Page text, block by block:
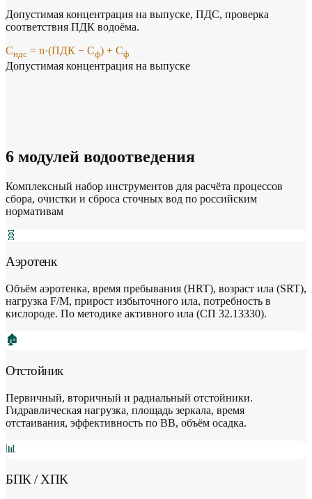
Допустимая концентрация на выпуске, ПДС, проверка
соответствия ПДК водоёма.
Сндс = n·(ПДК − Сф) + Сф
Допустимая концентрация на выпуске
6 модулей водоотведения
Комплексный набор инструментов для расчёта процессов
сбора, очистки и сброса сточных вод по российским
нормативам
🧬
Аэротенк
Объём аэротенка, время пребывания (HRT), возраст ила (SRT),
нагрузка F/M, прирост избыточного ила, потребность в
кислороде. По методике активного ила (СП 32.13330).
🏚️
Отстойник
Первичный, вторичный и радиальный отстойники.
Гидравлическая нагрузка, площадь зеркала, время
отстаивания, эффективность по ВВ, объём осадка.
📊
БПК / ХПК